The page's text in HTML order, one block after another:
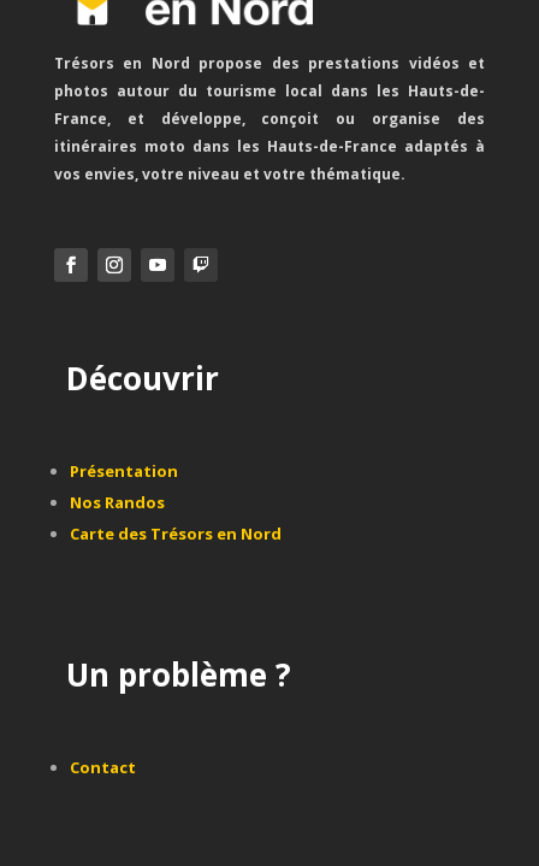
Trésors en Nord propose des prestations vidéos et
photos autour du tourisme local dans les Hauts-de-
France, et développe, conçoit ou organise des
itinéraires moto dans les Hauts-de-France adaptés à
vos envies, votre niveau et votre thématique.
Découvrir
Présentation
Nos Randos
Carte des Trésors en Nord
Un problème ?
Contact